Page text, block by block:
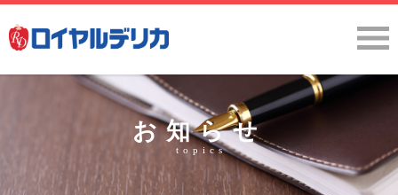
お知らせ
topics